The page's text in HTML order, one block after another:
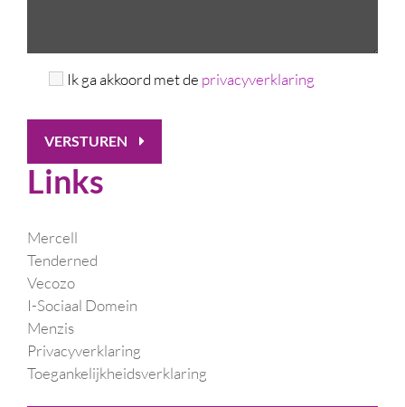
Ik ga akkoord met de privacyverklaring
VERSTUREN
Links
Mercell
Tenderned
Vecozo
I-Sociaal Domein
Menzis
Privacyverklaring
Toegankelijkheidsverklaring